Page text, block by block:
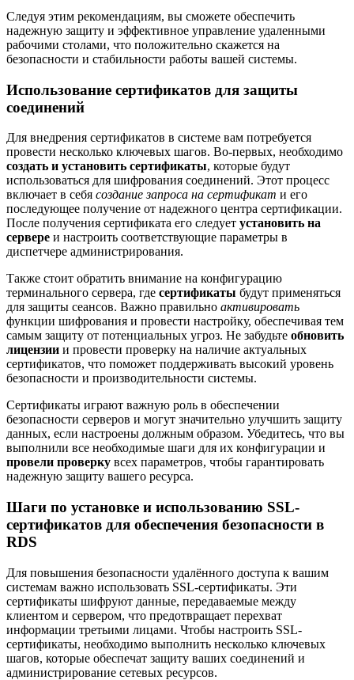
Следуя этим рекомендациям, вы сможете обеспечить
надежную защиту и эффективное управление удаленными
рабочими столами, что положительно скажется на
безопасности и стабильности работы вашей системы.
Использование сертификатов для защиты
соединений
Для внедрения сертификатов в системе вам потребуется
провести несколько ключевых шагов. Во-первых, необходимо
создать и установить сертификаты, которые будут
использоваться для шифрования соединений. Этот процесс
включает в себя создание запроса на сертификат и его
последующее получение от надежного центра сертификации.
После получения сертификата его следует установить на
сервере и настроить соответствующие параметры в
диспетчере администрирования.
Также стоит обратить внимание на конфигурацию
терминального сервера, где сертификаты будут применяться
для защиты сеансов. Важно правильно активировать
функции шифрования и провести настройку, обеспечивая тем
самым защиту от потенциальных угроз. Не забудьте обновить
лицензии и провести проверку на наличие актуальных
сертификатов, что поможет поддерживать высокий уровень
безопасности и производительности системы.
Сертификаты играют важную роль в обеспечении
безопасности серверов и могут значительно улучшить защиту
данных, если настроены должным образом. Убедитесь, что вы
выполнили все необходимые шаги для их конфигурации и
провели проверку всех параметров, чтобы гарантировать
надежную защиту вашего ресурса.
Шаги по установке и использованию SSL-
сертификатов для обеспечения безопасности в
RDS
Для повышения безопасности удалённого доступа к вашим
системам важно использовать SSL-сертификаты. Эти
сертификаты шифруют данные, передаваемые между
клиентом и сервером, что предотвращает перехват
информации третьими лицами. Чтобы настроить SSL-
сертификаты, необходимо выполнить несколько ключевых
шагов, которые обеспечат защиту ваших соединений и
администрирование сетевых ресурсов.